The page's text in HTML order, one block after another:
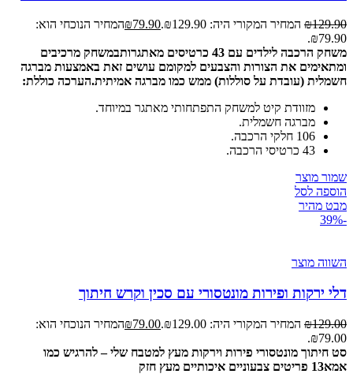
₪129.90 המחיר המקורי היה: ₪129.90. ₪79.90
המחיר הנוכחי הוא:
₪79.90.
משחק הרכבה לילדים עם 43 כרטיסים מאתגרות
במשחק מרכיבים
ומתאימים את הצורות והצבעים למקומם עושים זאת באמצעות מברגה
חשמלית (עובדת על סוללות) ממש כמו מברגה אמיתית.הערכה כוללת:
מזוודת קיט למשחק התפתחותי מאתגר במיוחד.
מברגה חשמלית.
106 חלקי הרכבה.
43 כרטיסי הרכבה.
שמור מוצר
הוספה לסל
מבט מהיר
-39%
השווה מוצר
דלי ירקות ופירות מונטסורי עם סכין וקרש חיתוך
₪129.00 המחיר המקורי היה: ₪129.00. ₪79.00
המחיר הנוכחי הוא:
₪79.00.
סט חיתוך מונטסורי פירות וירקות מעץ למטבח שלי – להרגיש כמו
אמא13 פריטים צבעוניים איכותיים מעץ חזק